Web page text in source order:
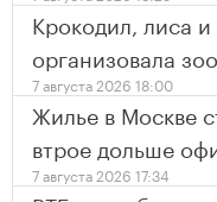
Крокодил, лиса
организовала
7 августа 2026 18:00
Жилье в Москве
втрое дольше
7 августа 2026 17:34